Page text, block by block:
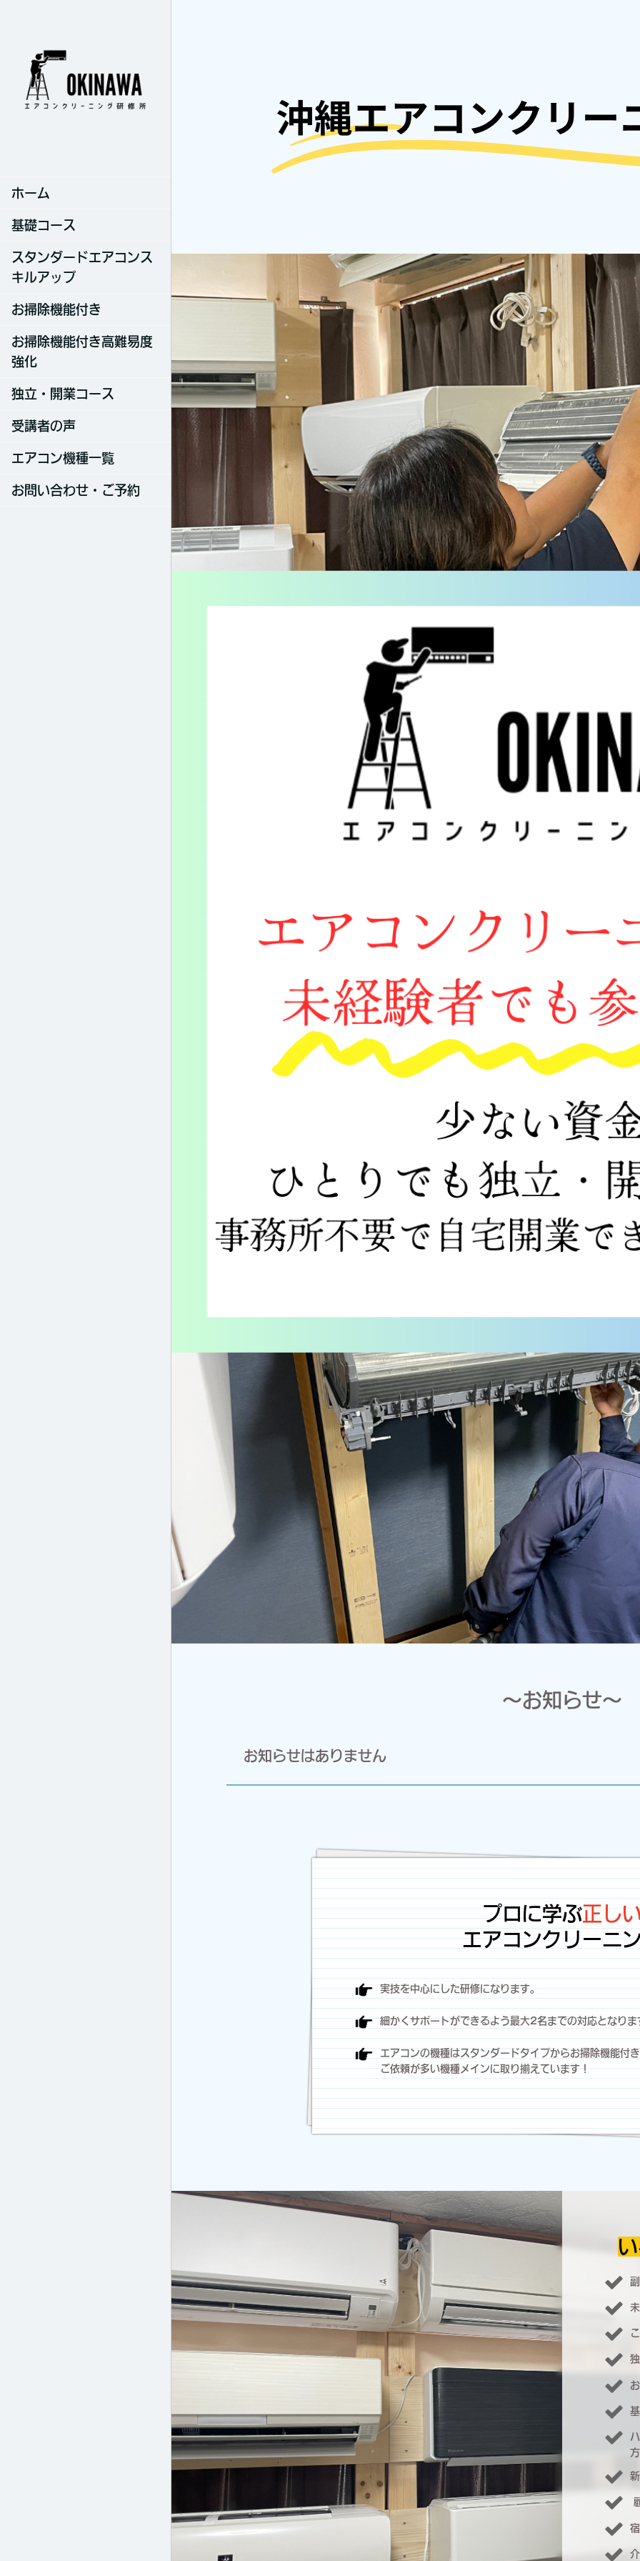
ホーム
基礎コース
スタンダードエアコンス
キルアップ
お掃除機能付き
お掃除機能付き高難易度
強化
独立・開業コース
受講者の声
エアコン機種一覧
お問い合わせ・ご予約
～お知らせ～
お知らせはありません
プロに学ぶ正し
エアコンクリーニ
実技を中心にした研修になります。
細かくサポートができるよう最大2名までの対応となりま
エアコンの機種はスタンダードタイプからお掃除機能付
ご依頼が多い機種メインに取り揃えています！
方